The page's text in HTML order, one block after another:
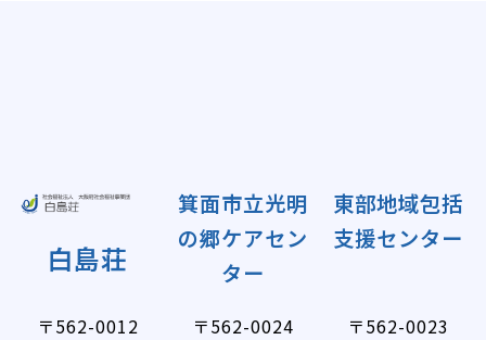
白島荘
箕面市立光明
の郷ケアセン
ター
東部地域包括
支援センター
〒562-0012
〒562-0024
〒562-0023